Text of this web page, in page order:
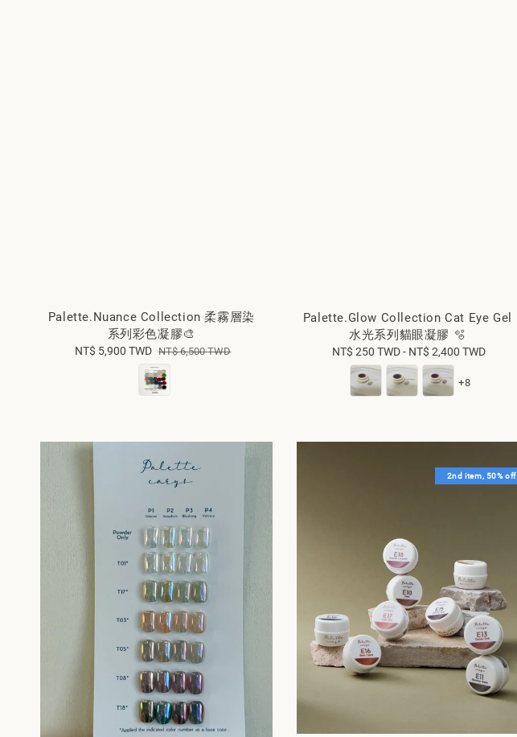
Palette.Nuance Collection 柔霧層染
系列彩色凝膠🎨
Sale
NT$ 5,900 TWD Regular
price
NT$ 6,500 TWD
Palette.Glow Collection Cat Eye Gel
水光系列貓眼凝膠 🫧
Regular
price
NT$ 250 TWD- NT$ 2,400 TWD
+8
2nd item, 50% off